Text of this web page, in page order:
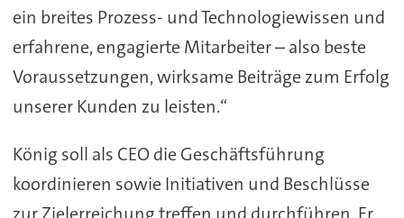
ein breites Prozess- und Technologiewissen und
erfahrene, engagierte Mitarbeiter – also beste
Voraussetzungen, wirksame Beiträge zum Erfolg
unserer Kunden zu leisten.“
König soll als CEO die Geschäftsführung
koordinieren sowie Initiativen und Beschlüsse
zur Zielerreichung treffen und durchführen. Er